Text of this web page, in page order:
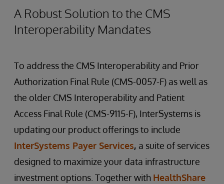
A Robust Solution to the CMS
Interoperability Mandates
To address the CMS Interoperability and Prior
Authorization Final Rule (CMS-0057-F) as well as
the older CMS Interoperability and Patient
Access Final Rule (CMS-9115-F), InterSystems is
updating our product offerings to include
InterSystems Payer Services, a suite of services
designed to maximize your data infrastructure
investment options. Together with HealthShare